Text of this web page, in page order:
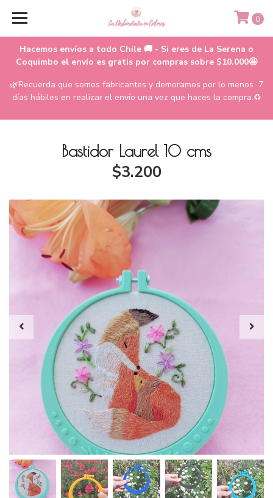
Hacemos envíos a todo Chile 🚚 - Si eres de La Serena o
Coquimbo el envío es gratis por compras sobre $10.000🤩
🌿Recuerda que somos fabricantes y demoramos por lo menos 7
días hábiles en realizar el envío una vez que haces la compra.♻️
0
Bastidor Laurel 10 cms
$3.200